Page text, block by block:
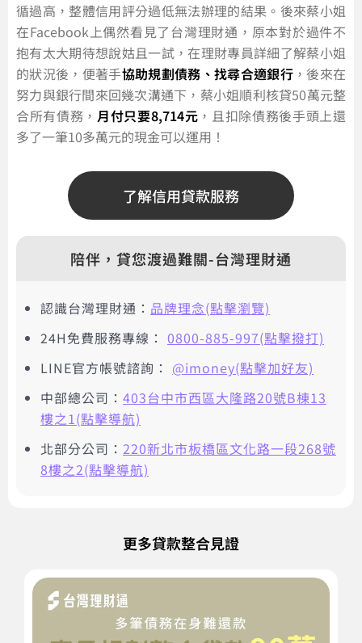
循過高，整體信用評分過低無法辦理的結果。後來蔡小姐
在Facebook上偶然看見了台灣理財通，原本對於過件不
抱有太大期待想說姑且一試，在理財專員詳細了解蔡小姐
的狀況後，便著手協助規劃債務、找尋合適銀行 ，後來在
努力與銀行間來回幾次溝通下，蔡小姐順利核貸50萬元整
合所有債務，月付只要8,714元 ，且扣除債務後手頭上還
多了一筆10多萬元的現金可以運用！
了解信用貸款服務
陪伴，貸您渡過難關-台灣理財通
認識台灣理財通： 品牌理念(點擊瀏覽)
24H免費服務專線： 0800-885-997(點擊撥打)
LINE官方帳號諮詢： @imoney(點擊加好友)
中部總公司： 403台中市西區大隆路20號B棟13
樓之1(點擊導航)
北部分公司： 220新北市板橋區文化路一段268號
8樓之2(點擊導航)
更多貸款整合見證